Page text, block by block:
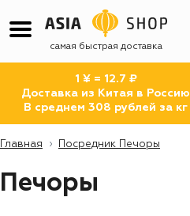
самая быстрая доставка
1 ¥ = 12.7 ₽
Доставка из Китая в Россию
В среднем 308 рублей за кг
Главная Посредник Печоры
Печоры